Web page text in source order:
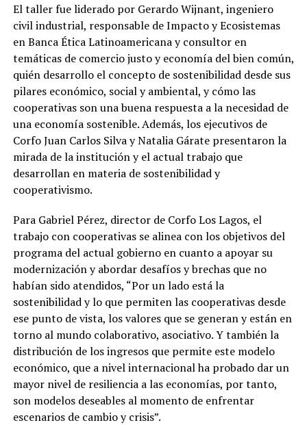
El taller fue liderado por Gerardo Wijnant, ingeniero
civil industrial, responsable de Impacto y Ecosistemas
en Banca Ética Latinoamericana y consultor en
temáticas de comercio justo y economía del bien común,
quién desarrollo el concepto de sostenibilidad desde sus
pilares económico, social y ambiental, y cómo las
cooperativas son una buena respuesta a la necesidad de
una economía sostenible. Además, los ejecutivos de
Corfo Juan Carlos Silva y Natalia Gárate presentaron la
mirada de la institución y el actual trabajo que
desarrollan en materia de sostenibilidad y
cooperativismo.
Para Gabriel Pérez, director de Corfo Los Lagos, el
trabajo con cooperativas se alinea con los objetivos del
programa del actual gobierno en cuanto a apoyar su
modernización y abordar desafíos y brechas que no
habían sido atendidos, “Por un lado está la
sostenibilidad y lo que permiten las cooperativas desde
ese punto de vista, los valores que se generan y están en
torno al mundo colaborativo, asociativo. Y también la
distribución de los ingresos que permite este modelo
económico, que a nivel internacional ha probado dar un
mayor nivel de resiliencia a las economías, por tanto,
son modelos deseables al momento de enfrentar
escenarios de cambio y crisis”.